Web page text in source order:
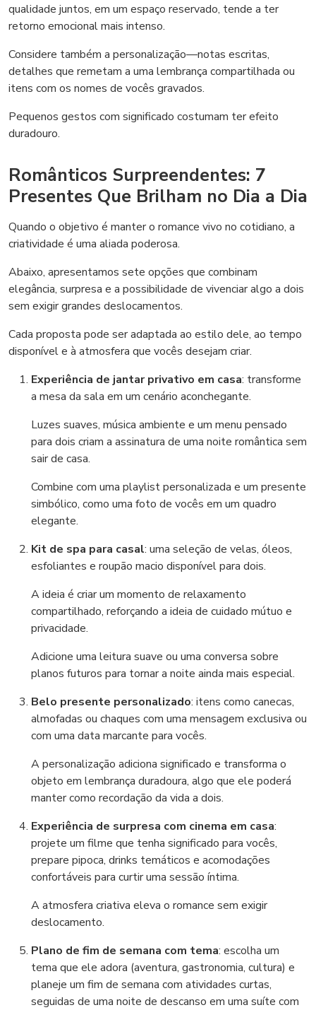
qualidade juntos, em um espaço reservado, tende a ter
retorno emocional mais intenso.
Considere também a personalização—notas escritas,
detalhes que remetam a uma lembrança compartilhada ou
itens com os nomes de vocês gravados.
Pequenos gestos com significado costumam ter efeito
duradouro.
Românticos Surpreendentes: 7
Presentes Que Brilham no Dia a Dia
Quando o objetivo é manter o romance vivo no cotidiano, a
criatividade é uma aliada poderosa.
Abaixo, apresentamos sete opções que combinam
elegância, surpresa e a possibilidade de vivenciar algo a dois
sem exigir grandes deslocamentos.
Cada proposta pode ser adaptada ao estilo dele, ao tempo
disponível e à atmosfera que vocês desejam criar.
Experiência de jantar privativo em casa: transforme
a mesa da sala em um cenário aconchegante.
Luzes suaves, música ambiente e um menu pensado
para dois criam a assinatura de uma noite romântica sem
sair de casa.
Combine com uma playlist personalizada e um presente
simbólico, como uma foto de vocês em um quadro
elegante.
Kit de spa para casal: uma seleção de velas, óleos,
esfoliantes e roupão macio disponível para dois.
A ideia é criar um momento de relaxamento
compartilhado, reforçando a ideia de cuidado mútuo e
privacidade.
Adicione uma leitura suave ou uma conversa sobre
planos futuros para tornar a noite ainda mais especial.
Belo presente personalizado: itens como canecas,
almofadas ou chaques com uma mensagem exclusiva ou
com uma data marcante para vocês.
A personalização adiciona significado e transforma o
objeto em lembrança duradoura, algo que ele poderá
manter como recordação da vida a dois.
Experiência de surpresa com cinema em casa:
projete um filme que tenha significado para vocês,
prepare pipoca, drinks temáticos e acomodações
confortáveis para curtir uma sessão íntima.
A atmosfera criativa eleva o romance sem exigir
deslocamento.
Plano de fim de semana com tema: escolha um
tema que ele adora (aventura, gastronomia, cultura) e
planeje um fim de semana com atividades curtas,
seguidas de uma noite de descanso em uma suíte com